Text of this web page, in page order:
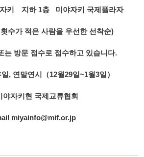
키 지하 1층 미야자키 국제플라자
수가 적은 사람을 우선한 선착순)
는 방문 접수로 접수하고 있습니다.
, 연말연시（12월29일~1월3일）
자키현 국제교류협회
miyainfo@mif.or.jp